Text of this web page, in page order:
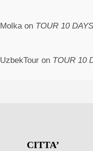
Molka on TOUR 10 DAYS
UzbekTour on TOUR 10
CITTA’